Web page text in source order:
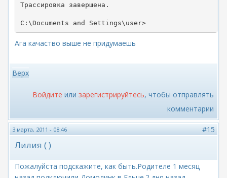
Трассировка завершена.
C:\Documents and Settings\user>
Ага качаство выше не придумаешь
Верх
Войдите или зарегистрируйтесь, чтобы отправлять
комментарии
3 марта, 2011 - 08:46 #15
Лилия ( )
Пожалуйста подскажите, как быть.Родителе 1 месяц